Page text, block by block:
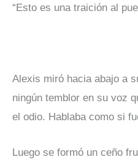
“Esto es una traición al
Alexis miró hacia abajo a
ningún temblor en su voz
el odio. Hablaba como si
Luego se formó un ceño